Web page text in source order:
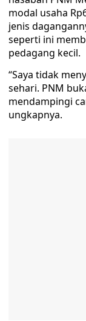
modal usaha
jenis
seperti ini
pedagang kecil.
“Saya tidak
sehari. PNM
mendampingi
ungkapnya.